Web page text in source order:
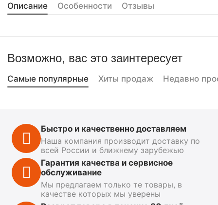
Описание Особенности Отзывы
Возможно, вас это заинтересует
Самые популярные Хиты продаж Недавно
Быстро и качественно доставляем
Наша компания производит доставку по
всей России и ближнему зарубежью
Гарантия качества и сервисное
обслуживание
Мы предлагаем только те товары, в
качестве которых мы уверены